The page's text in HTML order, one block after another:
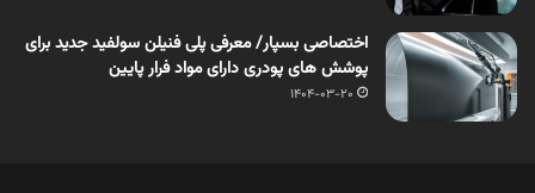
اختصاصی بسپار/ معرفی پلی فنیلن سولفید جدید برای
پوشش های پودری دارای مواد فرار پایین
1404-03-20